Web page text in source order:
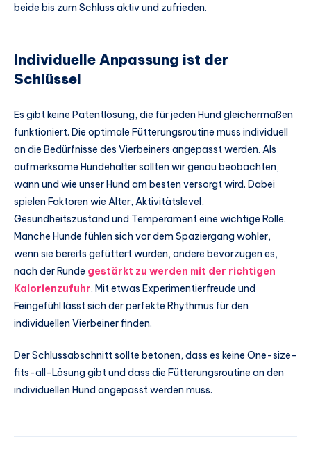
beide bis zum Schluss aktiv und zufrieden.
Individuelle Anpassung ist der
Schlüssel
Es gibt keine Patentlösung, die für jeden Hund gleichermaßen
funktioniert. Die optimale Fütterungsroutine muss individuell
an die Bedürfnisse des Vierbeiners angepasst werden. Als
aufmerksame Hundehalter sollten wir genau beobachten,
wann und wie unser Hund am besten versorgt wird. Dabei
spielen Faktoren wie Alter, Aktivitätslevel,
Gesundheitszustand und Temperament eine wichtige Rolle.
Manche Hunde fühlen sich vor dem Spaziergang wohler,
wenn sie bereits gefüttert wurden, andere bevorzugen es,
nach der Runde gestärkt zu werden mit der richtigen
Kalorienzufuhr. Mit etwas Experimentierfreude und
Feingefühl lässt sich der perfekte Rhythmus für den
individuellen Vierbeiner finden.
Der Schlussabschnitt sollte betonen, dass es keine One-size-
fits-all-Lösung gibt und dass die Fütterungsroutine an den
individuellen Hund angepasst werden muss.